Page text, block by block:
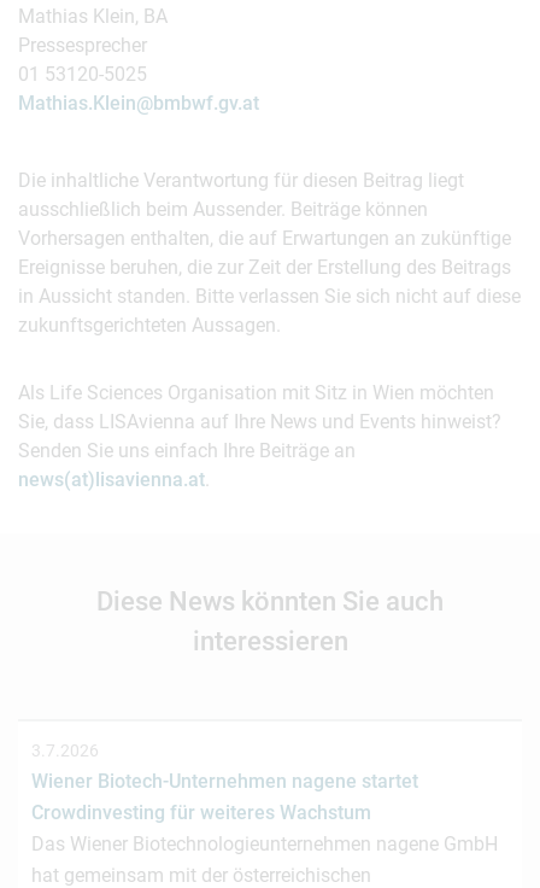
Mathias Klein, BA
Pressesprecher
01 53120-5025
Mathias.Klein@bmbwf.gv.at
Die inhaltliche Verantwortung für diesen Beitrag liegt
ausschließlich beim Aussender. Beiträge können
Vorhersagen enthalten, die auf Erwartungen an zukünftige
Ereignisse beruhen, die zur Zeit der Erstellung des Beitrags
in Aussicht standen. Bitte verlassen Sie sich nicht auf diese
zukunftsgerichteten Aussagen.
Als Life Sciences Organisation mit Sitz in Wien möchten
Sie, dass LISAvienna auf Ihre News und Events hinweist?
Senden Sie uns einfach Ihre Beiträge an
news(at)lisavienna.at.
Diese News könnten Sie auch
interessieren
3.7.2026
Wiener Biotech-Unternehmen nagene startet
Crowdinvesting für weiteres Wachstum
Das Wiener Biotechnologieunternehmen nagene GmbH
hat gemeinsam mit der österreichischen